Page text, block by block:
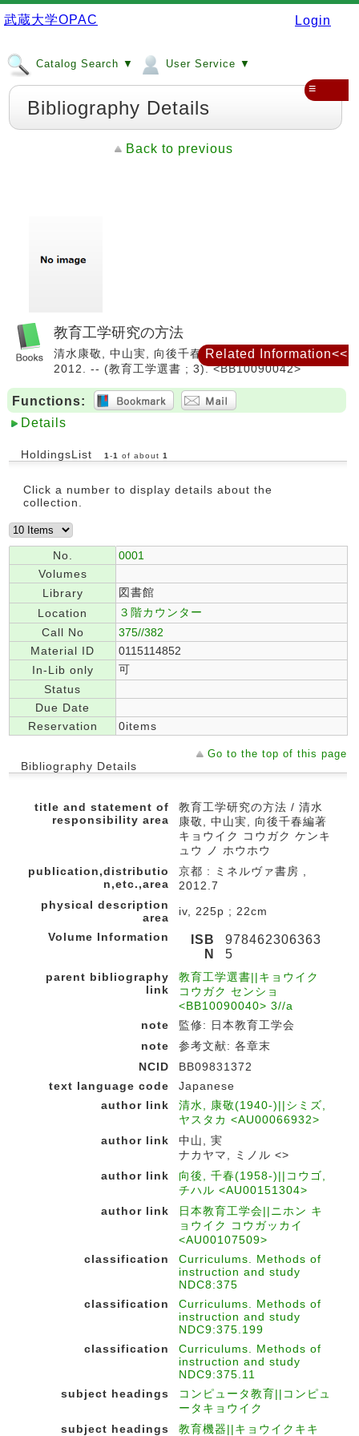
武蔵大学OPAC Login
Catalog Search ▼ User Service ▼
≡
Bibliography Details
Back to previous
教育工学研究の方法
清水康敬, 中山実, 向後千春編著. -- ミネルヴァ書房,
2012. -- (教育工学選書 ; 3). <BB10090042>
Functions:
Details
HoldingsList 1 -1 of about 1
Click a number to display details about the
collection.
No.
0001
Volumes
Library
図書館
Location
３階カウンター
Call No
375//382
Material ID
0115114852
In-Lib only
可
Status
Due Date
Reservation
0items
Go to the top of this page
Bibliography Details
title and statement of
responsibility area
教育工学研究の方法 / 清水
康敬, 中山実, 向後千春編著
キョウイク コウガク ケンキ
ュウ ノ ホウホウ
publication,distributio
n,etc.,area
京都 : ミネルヴァ書房 ,
2012.7
physical description
area
iv, 225p ; 22cm
Volume Information
ISB
N
978462306363
5
parent bibliography
link
教育工学選書||キョウイク
コウガク センショ
<BB10090040> 3//a
note
監修: 日本教育工学会
note
参考文献: 各章末
NCID
BB09831372
text language code
Japanese
author link
清水, 康敬(1940-)||シミズ,
ヤスタカ <AU00066932>
author link
中山, 実
ナカヤマ, ミノル <>
author link
向後, 千春(1958-)||コウゴ,
チハル <AU00151304>
author link
日本教育工学会||ニホン キ
ョウイク コウガッカイ
<AU00107509>
classification
Curriculums. Methods of
instruction and study
NDC8:375
classification
Curriculums. Methods of
instruction and study
NDC9:375.199
classification
Curriculums. Methods of
instruction and study
NDC9:375.11
subject headings
コンピュータ教育||コンピュ
ータキョウイク
subject headings
教育機器||キョウイクキキ
Related Information<<